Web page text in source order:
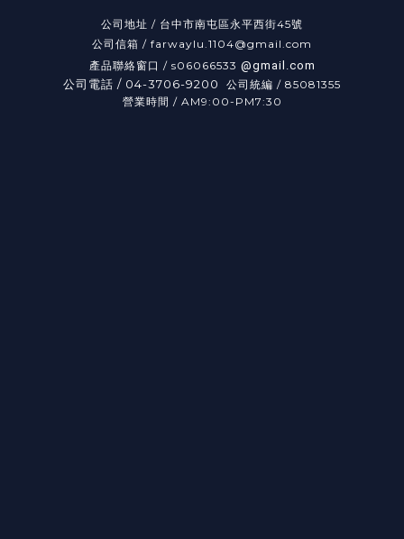
公司地址 / 台中市南屯區永平西街45號
公司信箱 / farwaylu.1104@gmail.com
產品聯絡窗口 / s06066533 @gmail.com
公司電話 / 04-3706-9200 公司統編 / 85081355
營業時間 / AM9:00-PM7:30